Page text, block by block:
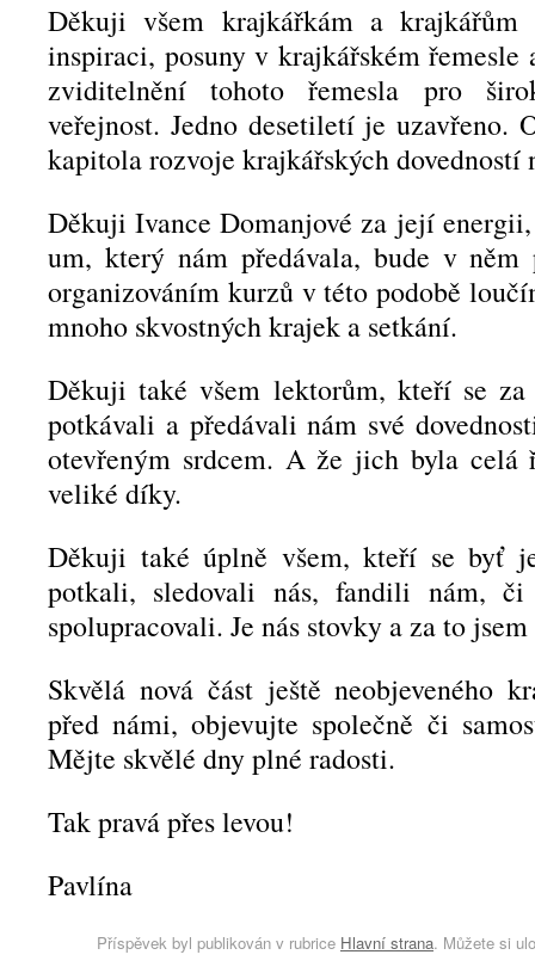
Děkuji všem krajkářkám a krajkářům
inspiraci, posuny v krajkářském řemesle
zviditelnění tohoto řemesla pro
veřejnost. Jedno desetiletí je uzavřeno.
kapitola rozvoje krajkářských dovedností
Děkuji Ivance Domanjové za její
um, který nám předávala, bude v něm
organizováním kurzů v této podobě
mnoho skvostných krajek a setkání.
Děkuji také všem lektorům, kteří se
potkávali a předávali nám své
otevřeným srdcem. A že jich byla celá
veliké díky.
Děkuji také úplně všem, kteří se byť
potkali, sledovali nás, fandili nám, či
spolupracovali. Je nás stovky a za to jsem
Skvělá nová část ještě neobjeveného
před námi, objevujte společně či
Mějte skvělé dny plné radosti.
Tak pravá přes levou!
Pavlína
Příspěvek byl publikován v rubrice Hlavní strana. Můžete si